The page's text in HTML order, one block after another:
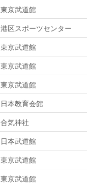
東京武道館
港区スポーツセンター
東京武道館
東京武道館
東京武道館
日本教育会館
合気神社
日本武道館
東京武道館
東京武道館